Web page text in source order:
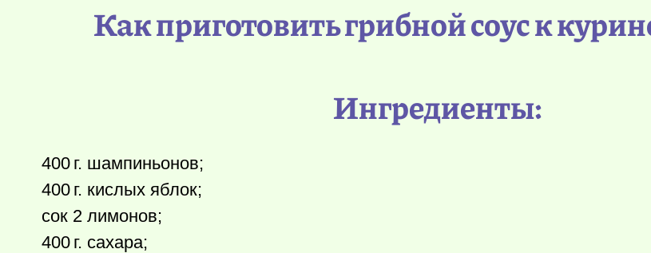
Как приготовить грибной соус к
Ингредиенты:
400 г. шампиньонов;
400 г. кислых яблок;
сок 2 лимонов;
400 г. сахара;